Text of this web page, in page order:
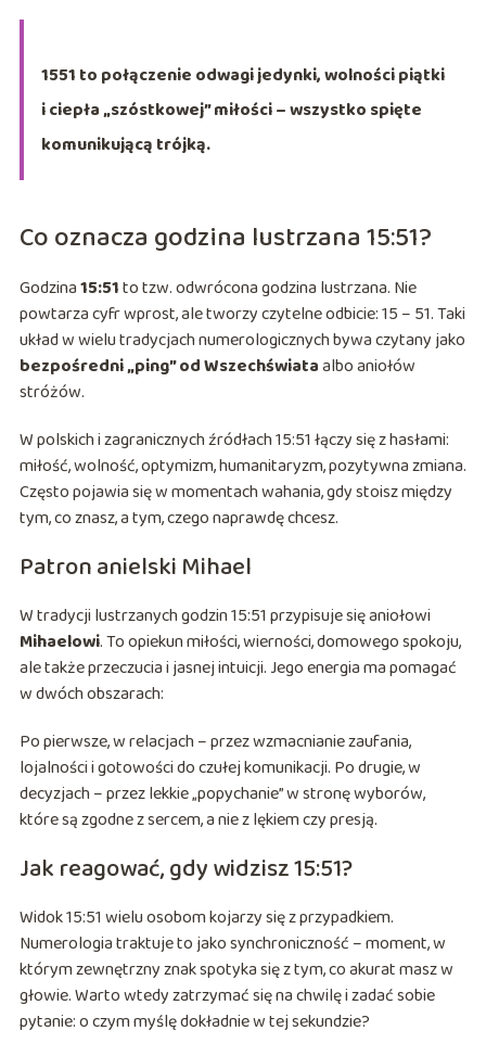
1551 to połączenie odwagi jedynki, wolności piątki
i ciepła „szóstkowej” miłości – wszystko spięte
komunikującą trójką.
Co oznacza godzina lustrzana 15:51?
Godzina15:51to tzw. odwrócona godzina lustrzana. Nie
powtarza cyfr wprost, ale tworzy czytelne odbicie: 15 – 51. Taki
układ w wielu tradycjach numerologicznych bywa czytany jako
bezpośredni „ping” od Wszechświataalbo aniołów
stróżów.
W polskich i zagranicznych źródłach 15:51 łączy się z hasłami:
miłość, wolność, optymizm, humanitaryzm, pozytywna zmiana.
Często pojawia się w momentach wahania, gdy stoisz między
tym, co znasz, a tym, czego naprawdę chcesz.
Patron anielski Mihael
W tradycji lustrzanych godzin 15:51 przypisuje się aniołowi
Mihaelowi. To opiekun miłości, wierności, domowego spokoju,
ale także przeczucia i jasnej intuicji. Jego energia ma pomagać
w dwóch obszarach:
Po pierwsze, w relacjach – przez wzmacnianie zaufania,
lojalności i gotowości do czułej komunikacji. Po drugie, w
decyzjach – przez lekkie „popychanie” w stronę wyborów,
które są zgodne z sercem, a nie z lękiem czy presją.
Jak reagować, gdy widzisz 15:51?
Widok 15:51 wielu osobom kojarzy się z przypadkiem.
Numerologia traktuje to jako synchroniczność – moment, w
którym zewnętrzny znak spotyka się z tym, co akurat masz w
głowie. Warto wtedy zatrzymać się na chwilę i zadać sobie
pytanie: o czym myślę dokładnie w tej sekundzie?